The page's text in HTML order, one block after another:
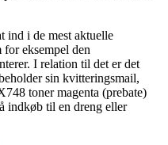
ind i de mest aktuelle
eksempel den
I relation til det er det
sin kvitteringsmail,
toner magenta (prebate)
indkøb til en dreng eller